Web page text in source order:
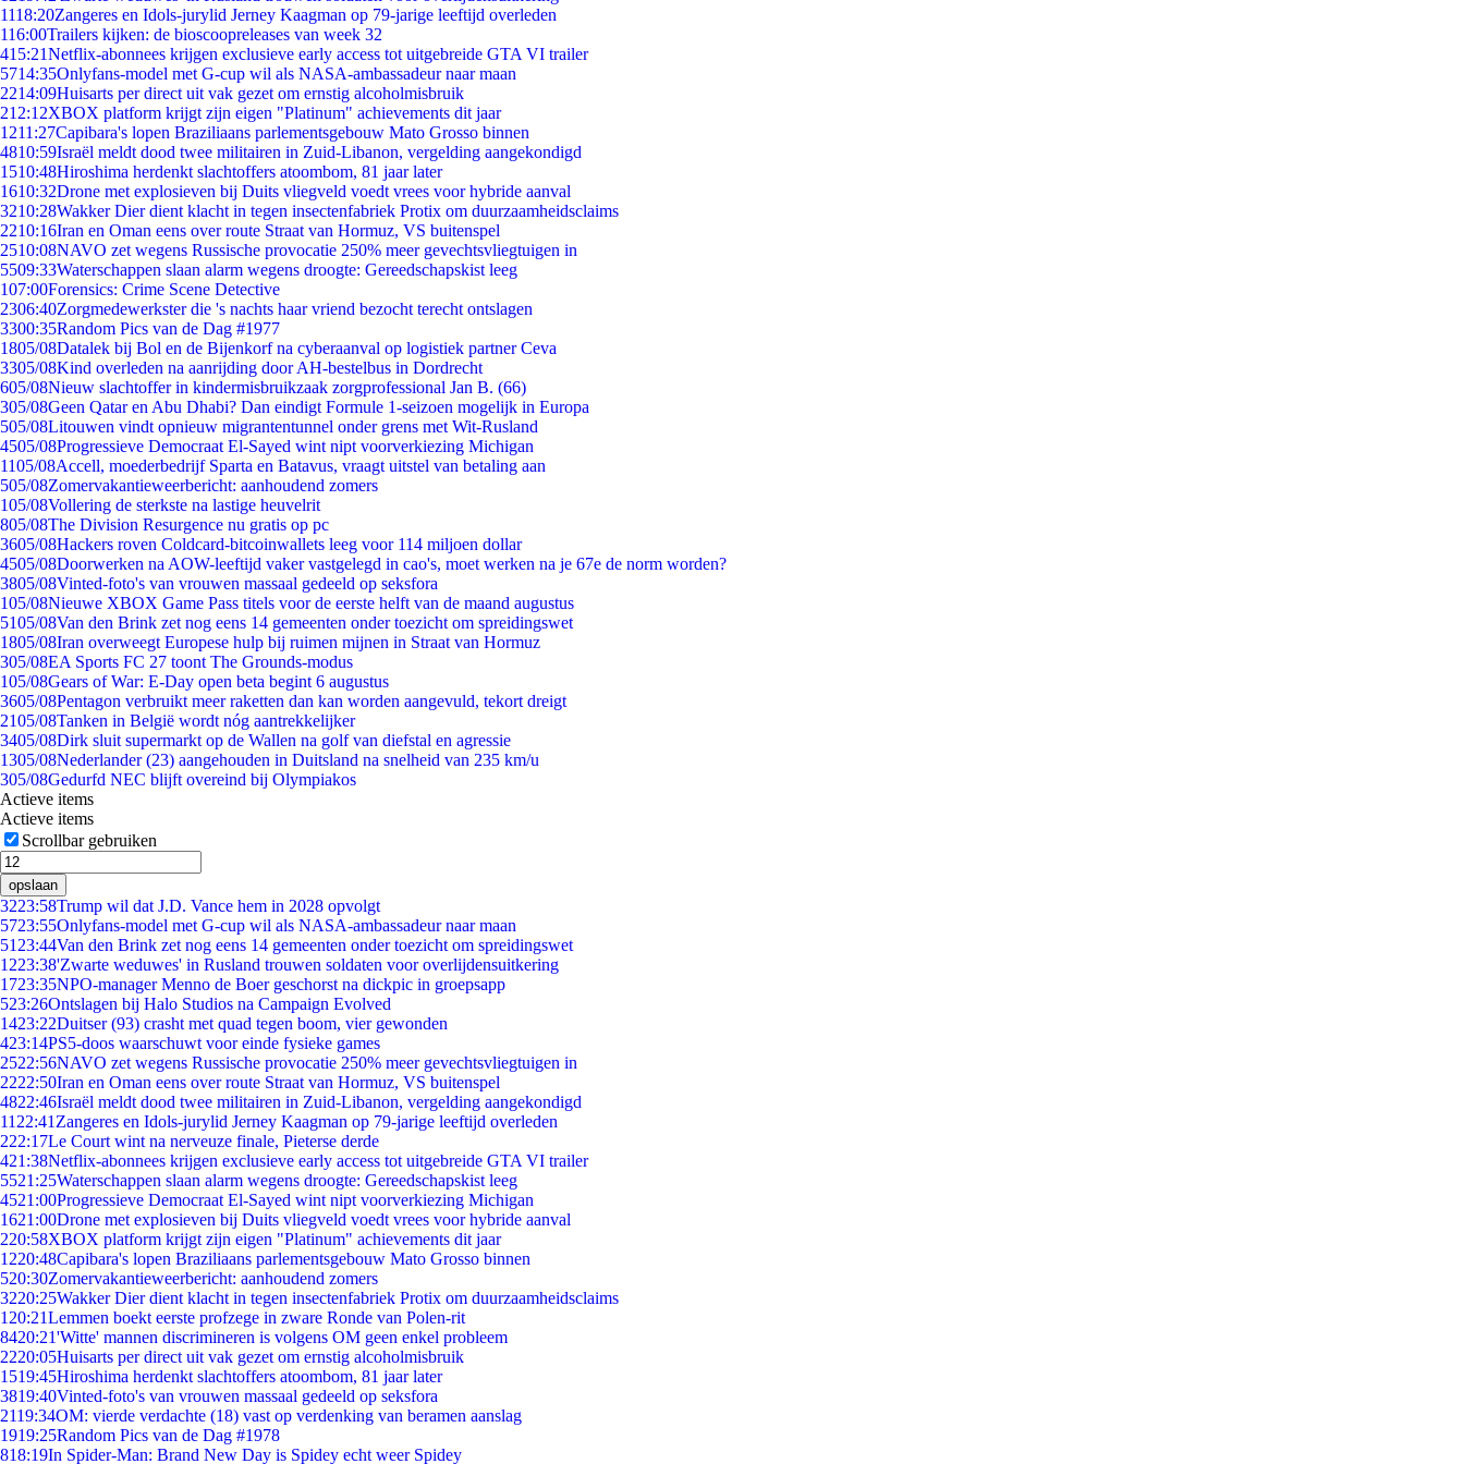
1118:20Zangeres en Idols-jurylid Jerney Kaagman op 79-jarige leeftijd overleden
116:00Trailers kijken: de bioscoopreleases van week 32
415:21Netflix-abonnees krijgen exclusieve early access tot uitgebreide GTA VI trailer
5714:35Onlyfans-model met G-cup wil als NASA-ambassadeur naar maan
2214:09Huisarts per direct uit vak gezet om ernstig alcoholmisbruik
212:12XBOX platform krijgt zijn eigen "Platinum" achievements dit jaar
1211:27Capibara's lopen Braziliaans parlementsgebouw Mato Grosso binnen
4810:59Israël meldt dood twee militairen in Zuid-Libanon, vergelding aangekondigd
1510:48Hiroshima herdenkt slachtoffers atoombom, 81 jaar later
1610:32Drone met explosieven bij Duits vliegveld voedt vrees voor hybride aanval
3210:28Wakker Dier dient klacht in tegen insectenfabriek Protix om duurzaamheidsclaims
2210:16Iran en Oman eens over route Straat van Hormuz, VS buitenspel
2510:08NAVO zet wegens Russische provocatie 250% meer gevechtsvliegtuigen in
5509:33Waterschappen slaan alarm wegens droogte: Gereedschapskist leeg
107:00Forensics: Crime Scene Detective
2306:40Zorgmedewerkster die 's nachts haar vriend bezocht terecht ontslagen
3300:35Random Pics van de Dag #1977
1805/08Datalek bij Bol en de Bijenkorf na cyberaanval op logistiek partner Ceva
3305/08Kind overleden na aanrijding door AH-bestelbus in Dordrecht
605/08Nieuw slachtoffer in kindermisbruikzaak zorgprofessional Jan B. (66)
305/08Geen Qatar en Abu Dhabi? Dan eindigt Formule 1-seizoen mogelijk in Europa
505/08Litouwen vindt opnieuw migrantentunnel onder grens met Wit-Rusland
4505/08Progressieve Democraat El-Sayed wint nipt voorverkiezing Michigan
1105/08Accell, moederbedrijf Sparta en Batavus, vraagt uitstel van betaling aan
505/08Zomervakantieweerbericht: aanhoudend zomers
105/08Vollering de sterkste na lastige heuvelrit
805/08The Division Resurgence nu gratis op pc
3605/08Hackers roven Coldcard-bitcoinwallets leeg voor 114 miljoen dollar
4505/08Doorwerken na AOW-leeftijd vaker vastgelegd in cao's, moet werken na je 67e de norm worden?
3805/08Vinted-foto's van vrouwen massaal gedeeld op seksfora
105/08Nieuwe XBOX Game Pass titels voor de eerste helft van de maand augustus
5105/08Van den Brink zet nog eens 14 gemeenten onder toezicht om spreidingswet
1805/08Iran overweegt Europese hulp bij ruimen mijnen in Straat van Hormuz
305/08EA Sports FC 27 toont The Grounds-modus
105/08Gears of War: E-Day open beta begint 6 augustus
3605/08Pentagon verbruikt meer raketten dan kan worden aangevuld, tekort dreigt
2105/08Tanken in België wordt nóg aantrekkelijker
3405/08Dirk sluit supermarkt op de Wallen na golf van diefstal en agressie
1305/08Nederlander (23) aangehouden in Duitsland na snelheid van 235 km/u
305/08Gedurfd NEC blijft overeind bij Olympiakos
Actieve items
Actieve items
Scrollbar gebruiken
opslaan
3223:58Trump wil dat J.D. Vance hem in 2028 opvolgt
5723:55Onlyfans-model met G-cup wil als NASA-ambassadeur naar maan
51 23:44Van den Brink zet nog eens 14 gemeenten onder toezicht om spreidingswet
1223:38'Zwarte weduwes' in Rusland trouwen soldaten voor overlijdensuitkering
1723:35NPO-manager Menno de Boer geschorst na dickpic in groepsapp
523:26Ontslagen bij Halo Studios na Campaign Evolved
1423:22Duitser (93) crasht met quad tegen boom, vier gewonden
423:14PS5-doos waarschuwt voor einde fysieke games
2522:56NAVO zet wegens Russische provocatie 250% meer gevechtsvliegtuigen in
2222:50Iran en Oman eens over route Straat van Hormuz, VS buitenspel
4822:46Israël meldt dood twee militairen in Zuid-Libanon, vergelding aangekondigd
11 22:41 Zangeres en Idols-jurylid Jerney Kaagman op 79-jarige leeftijd overleden
222:17Le Court wint na nerveuze finale, Pieterse derde
421:38Netflix-abonnees krijgen exclusieve early access tot uitgebreide GTA VI trailer
5521:25Waterschappen slaan alarm wegens droogte: Gereedschapskist leeg
4521:00Progressieve Democraat El-Sayed wint nipt voorverkiezing Michigan
1621:00Drone met explosieven bij Duits vliegveld voedt vrees voor hybride aanval
220:58XBOX platform krijgt zijn eigen "Platinum" achievements dit jaar
1220:48Capibara's lopen Braziliaans parlementsgebouw Mato Grosso binnen
520:30Zomervakantieweerbericht: aanhoudend zomers
3220:25Wakker Dier dient klacht in tegen insectenfabriek Protix om duurzaamheidsclaims
1 20:21Lemmen boekt eerste profzege in zware Ronde van Polen-rit
8420:21'Witte' mannen discrimineren is volgens OM geen enkel probleem
2220:05Huisarts per direct uit vak gezet om ernstig alcoholmisbruik
1519:45Hiroshima herdenkt slachtoffers atoombom, 81 jaar later
3819:40Vinted-foto's van vrouwen massaal gedeeld op seksfora
2119:34OM: vierde verdachte (18) vast op verdenking van beramen aanslag
1919:25Random Pics van de Dag #1978
818:19In Spider-Man: Brand New Day is Spidey echt weer Spidey